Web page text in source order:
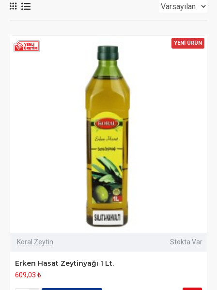
YENİ ÜRÜN
Koral Zeytin Stokta Var
Erken Hasat Zeytinyağı 1 Lt.
609,03 ₺